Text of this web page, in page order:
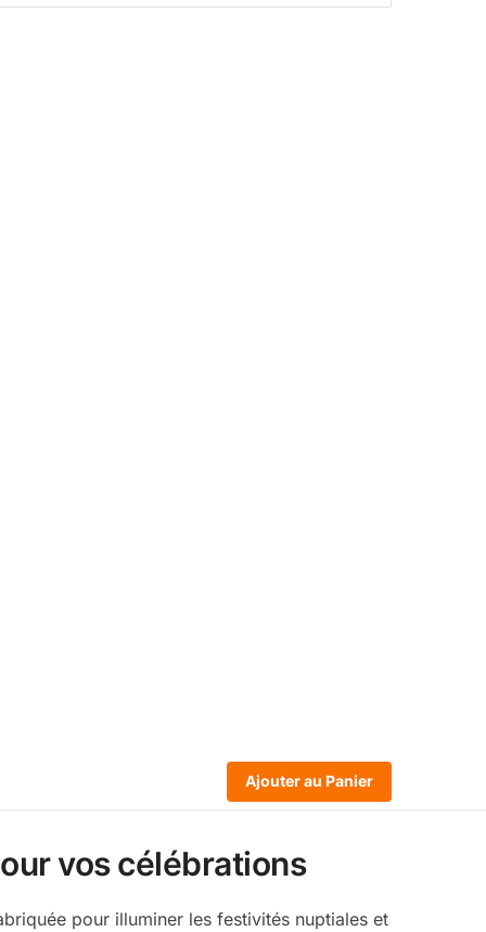
Ajouter au Panier
vos célébrations
pour illuminer les festivités nuptiales et